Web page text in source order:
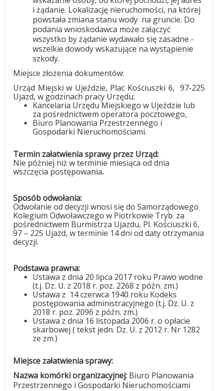
i żądanie. Lokalizację nieruchomości, na której
powstała zmiana stanu wody na gruncie. Do
podania wnioskodawca może załączyć
wszystko by żądanie wydawało się zasadne -
wszelkie dowody wskazujące na wystąpienie
szkody.
Miejsce złożenia dokumentów:
Urząd Miejski w Ujeździe, Plac Kościuszki 6, 97-225
Ujazd, w godzinach pracy Urzędu:
Kancelaria Urzędu Miejskiego w Ujeździe lub
za pośrednictwem operatora pocztowego,
Biuro Planowania Przestrzennego i
Gospodarki Nieruchomościami.
Termin załatwienia sprawy przez Urząd:
Nie później niż w terminie miesiąca od dnia
wszczęcia postępowania.
Sposób odwołania:
Odwołanie od decyzji wnosi się do Samorządowego
Kolegium Odwoławczego w Piotrkowie Tryb. za
pośrednictwem Burmistrza Ujazdu, Pl. Kościuszki 6,
97 – 225 Ujazd, w terminie 14 dni od daty otrzymania
decyzji.
Podstawa prawna:
Ustawa z dnia 20 lipca 2017 roku Prawo wodne
(t.j. Dz. U. z 2018 r. poz. 2268 z późn. zm.)
Ustawa z 14 czerwca 1940 roku Kodeks
postępowania administracyjnego (t.j. Dz. U. z
2018 r. poz. 2096 z późn. zm.)
Ustawa z dnia 16 listopada 2006 r. o opłacie
skarbowej ( tekst jedn. Dz. U. z 2012 r. Nr 1282
ze zm.)
Miejsce załatwienia sprawy:
Nazwa komórki organizacyjnej: Biuro Planowania
Przestrzennego i Gospodarki Nieruchomościami